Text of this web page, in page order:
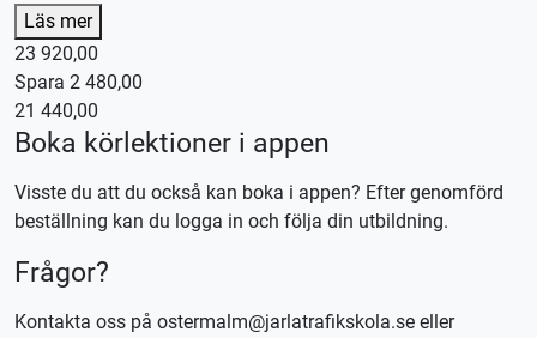
Denna körlektion utförs med en automat växlad bil,
körkortstillstånd krävs.
Kontakta oss för bokning eller logga in på appen TABS Elev
alternativt tctabs.se.
Vid önskemål om betalning via faktura, vänligen kontakta
trafikskolan så hjälper vi er.
Läs mer
23 920,00
Spara 2 480,00
21 440,00
Boka körlektioner i appen
Visste du att du också kan boka i appen? Efter genomförd
beställning kan du logga in och följa din utbildning.
Frågor?
Kontakta oss på ostermalm@jarlatrafikskola.se eller